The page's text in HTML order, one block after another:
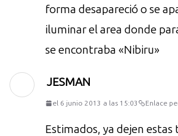
forma desapareció o se
iluminar el area donde
se encontraba «Nibiru»
JESMAN
el 6 junio 2013 a las 15:03 Enlace
Estimados, ya dejen